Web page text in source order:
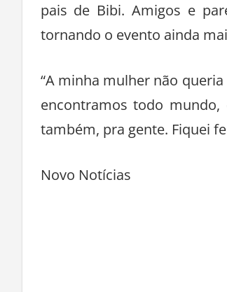
pais de Bibi. Amigos e
tornando o evento ainda
“A minha mulher não
encontramos todo
também, pra gente. Fiquei
Novo Notícias